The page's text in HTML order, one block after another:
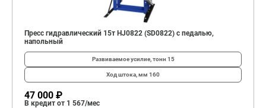
Пресс гидравлический 15т HJ0822 (SD0822) с педалью,
напольный
Развиваемое усилие, тонн 15
Ход штока, мм 160
47 000 ₽
В кредит от 1 567/мес